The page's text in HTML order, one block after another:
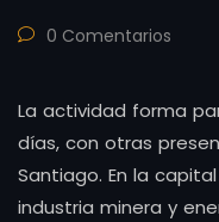
0 Comentarios
La actividad forma
días, con otras
Santiago. En la
industria minera y